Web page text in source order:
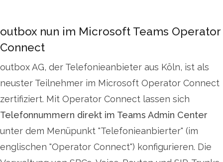
outbox nun im Microsoft Teams Operator
Connect
outbox AG, der Telefonieanbieter aus Köln, ist als
neuster Teilnehmer im Microsoft Operator Connect
zertifiziert. Mit Operator Connect lassen sich
Telefonnummern direkt im Teams Admin Center
unter dem Menüpunkt "Telefonieanbierter" (im
englischen "Operator Connect") konfigurieren. Die